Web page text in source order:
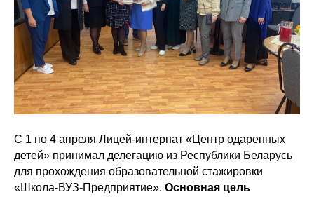
С 1 по 4 апреля Лицей-интернат «Центр одаренных
детей» принимал делегацию из Республики Беларусь
для прохождения образовательной стажировки
«Школа-ВУЗ-Предприятие». Основная цель